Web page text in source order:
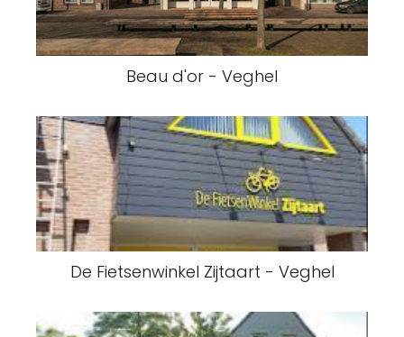
Beau d'or - Veghel
De Fietsenwinkel Zijtaart - Veghel